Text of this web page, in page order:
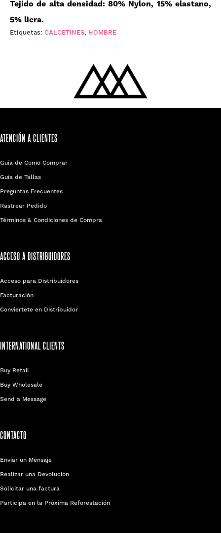
Tejido de alta densidad: 80% Nylon, 15% elastano,
5% licra.
Etiquetas: CALCETINES, HOMBRE
ATENCIÓN A CLIENTES
Guía de Como Comprar
Guía de Tallas
Preguntas Frecuentes
Rastrear Pedido
Términos & Condiciones de Compra
ACCESO A DISTRIBUIDORES
Acceso para Distribuidores
Facturación
Conviertete en Distribuidor
INTERNATIONAL CLIENTS
Buy Retail
Buy Wholesale
Send a Message
CONTACTO
Enviar un Mensaje
Realizar una Devolución
Solicitar una factura
Participa en la Próxima Reforestación